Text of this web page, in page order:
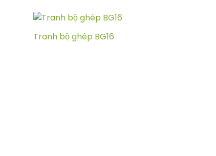
Tranh bộ ghép BG16